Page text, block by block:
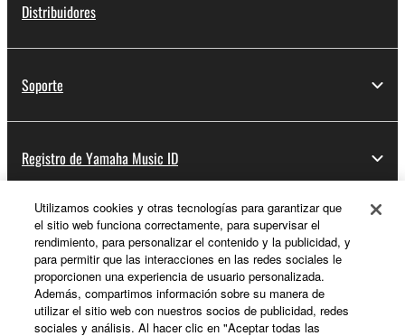
Distribuidores
Soporte
Registro de Yamaha Music ID
Acerca de Yamaha
España - Spanish
Empresa
Utilizamos cookies y otras tecnologías para garantizar que
el sitio web funciona correctamente, para supervisar el
rendimiento, para personalizar el contenido y la publicidad, y
para permitir que las interacciones en las redes sociales le
proporcionen una experiencia de usuario personalizada.
Además, compartimos información sobre su manera de
utilizar el sitio web con nuestros socios de publicidad, redes
sociales y análisis. Al hacer clic en "Aceptar todas las